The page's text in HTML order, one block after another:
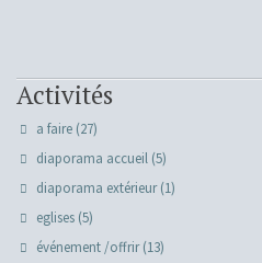
Activités
a faire (27)
diaporama accueil (5)
diaporama extérieur(1)
eglises (5)
événement /offrir(13)